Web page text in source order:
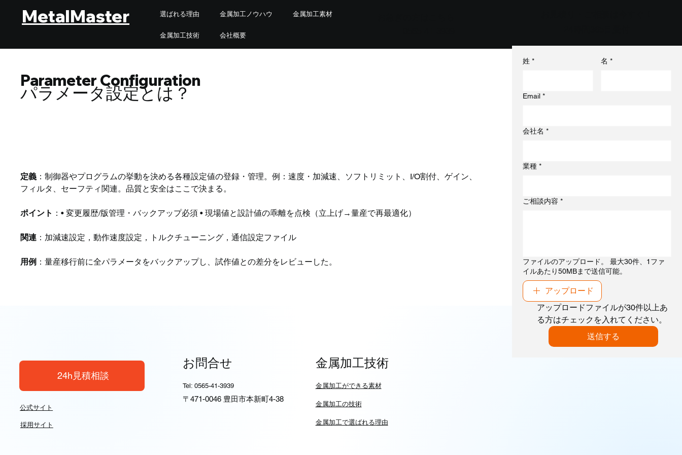
MetalMaster 選ばれる理由 金属加工ノウハウ 金属加工素材
金属加工技術 会社概要
Parameter Configuration
パラメータ設定とは？
定義 ：制御器やプログラムの挙動を決める各種設定値の登録・管理。例：速度・加減速、ソフトリミット、I/O割付、ゲイン、
フィルタ、セーフティ関連。品質と安全はここで決まる。
ポイント ：• 変更履歴/版管理・バックアップ必須 • 現場値と設計値の乖離を点検（立上げ→量産で再最適化）
関連 ：加減速設定，動作速度設定，トルクチューニング，通信設定ファイル
用例 ：量産移行前に全パラメータをバックアップし、試作値との差分をレビューした。
24h見積相談
公式サイト
採用サイト
お問合せ
Tel: 0565-41-3939
〒471-0046 豊田市本新町4-38
金属加工技術
​金属加工ができる素材
​金属加工の技術
金属加工で選ばれる理由
姓 * 名 *
Email *
会社名 *
業種 *
ご相談内容 *
ファイルのアップロード。 最大30件、1ファ
イルあたり50MBまで送信可能。
アップロード
アップロードファイルが30件以上あ
る方はチェックを入れてください。
送信する